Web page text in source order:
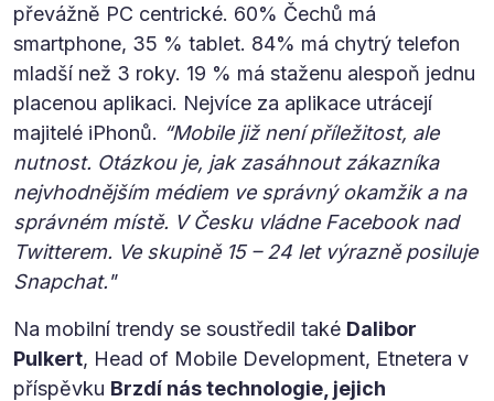
převážně PC centrické. 60% Čechů má
smartphone, 35 % tablet. 84% má chytrý telefon
mladší než 3 roky. 19 % má staženu alespoň jednu
placenou aplikaci. Nejvíce za aplikace utrácejí
majitelé iPhonů. “Mobile již není příležitost, ale
nutnost. Otázkou je, jak zasáhnout zákazníka
nejvhodnějším médiem ve správný okamžik a na
správném místě. V Česku vládne Facebook nad
Twitterem. Ve skupině 15 – 24 let výrazně posiluje
Snapchat."
Na mobilní trendy se soustředil také Dalibor
Pulkert, Head of Mobile Development, Etnetera v
příspěvku Brzdí nás technologie, jejich